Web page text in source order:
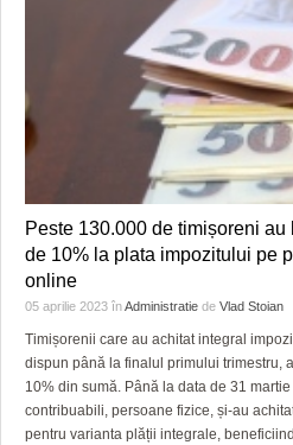
Peste 130.000 de timișoreni
de 10% la plata impozitului pe
online
05 aprilie 2023 înAdministratie de Vlad Stoian
Timișorenii care au achitat integral
dispun până la finalul primului trimestru,
10% din sumă. Până la data de 31
contribuabili, persoane fizice, și-au
pentru varianta plății integrale,